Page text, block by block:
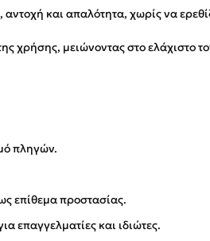
και απαλότητα, χωρίς να
χρήσης, μειώνοντας στο ελάχιστο
πληγών.
επίθεμα προστασίας.
επαγγελματίες και ιδιώτες.